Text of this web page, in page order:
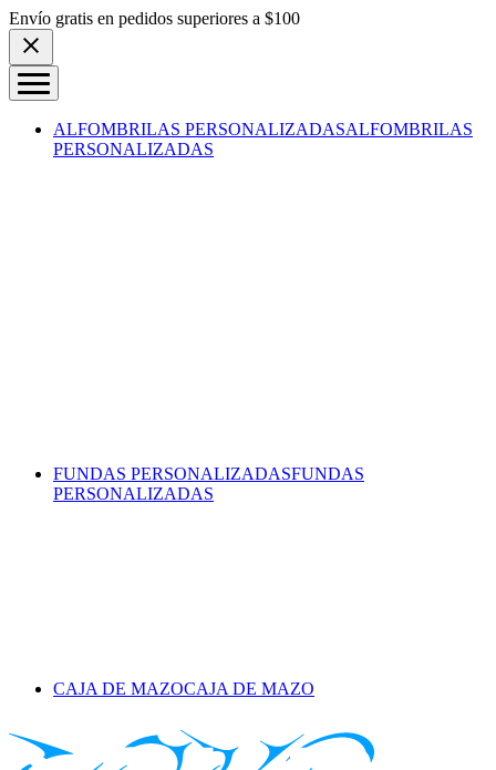
Skip to content
Envío gratis en pedidos superiores a $100
ALFOMBRILAS PERSONALIZADASALFOMBRILAS
PERSONALIZADAS
FUNDAS PERSONALIZADASFUNDAS
PERSONALIZADAS
CAJA DE MAZOCAJA DE MAZO